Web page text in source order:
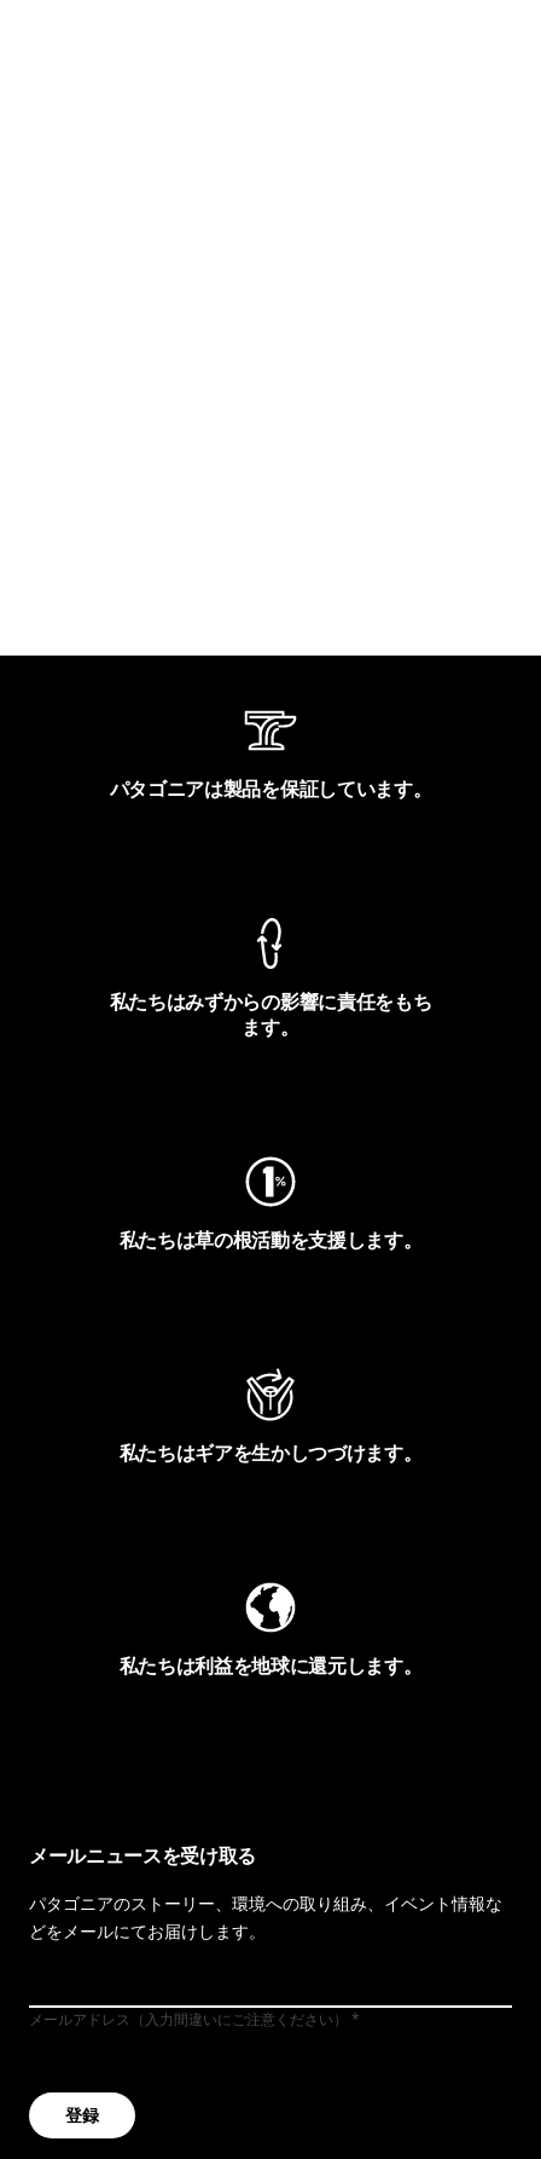
パタゴニアは製品を保証しています。
私たちはみずからの影響に責任をもち
ます。
私たちは草の根活動を支援します。
私たちはギアを生かしつづけます。
私たちは利益を地球に還元します。
メールニュースを受け取る
パタゴニアのストーリー、環境への取り組み、イベント情報な
どをメールにてお届けします。
メールアドレス（入力間違いにご注意ください）
登録